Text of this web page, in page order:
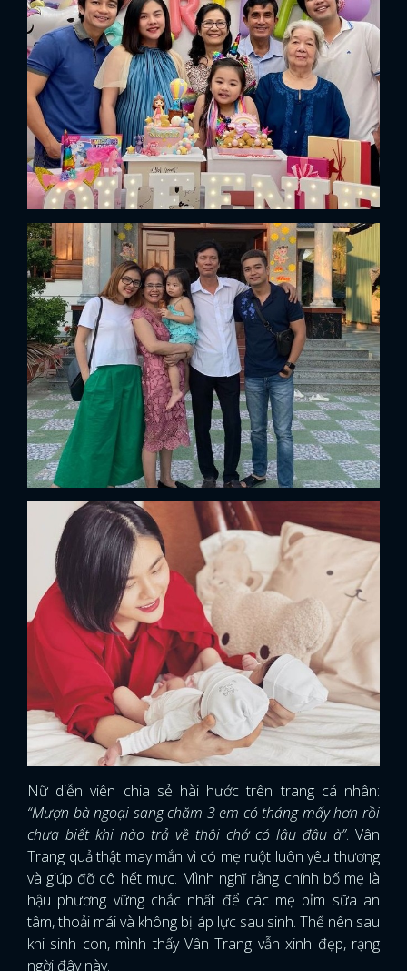
Nữ diễn viên chia sẻ hài hước trên trang cá nhân:
“Mượn bà ngoại sang chăm 3 em có tháng mấy hơn rồi
chưa biết khi nào trả về thôi chớ có lâu đâu à”. Vân
Trang quả thật may mắn vì có mẹ ruột luôn yêu thương
và giúp đỡ cô hết mực. Mình nghĩ rằng chính bố mẹ là
hậu phương vững chắc nhất để các mẹ bỉm sữa an
tâm, thoải mái và không bị áp lực sau sinh. Thế nên sau
khi sinh con, mình thấy Vân Trang vẫn xinh đẹp, rạng
ngời đây này.